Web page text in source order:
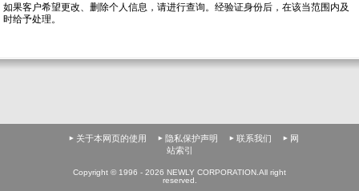
如果客户希望更改、删除个人信息，请进行查询。经验证身份后，在该当范围内及
时给予处理。
关于本网页的使用 隐私保护声明 联系我们
网
站索引
Copyright © 1996 - 2026 NEWLY CORPORATION.All right
reserved.